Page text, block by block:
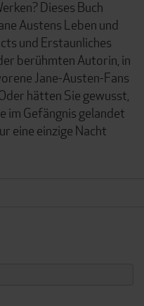
Dieses Buch
Austens Leben und
und Erstaunliches
berühmten Autorin, in
Jane-Austen-Fans
hätten Sie gewusst,
im Gefängnis gelandet
eine einzige Nacht